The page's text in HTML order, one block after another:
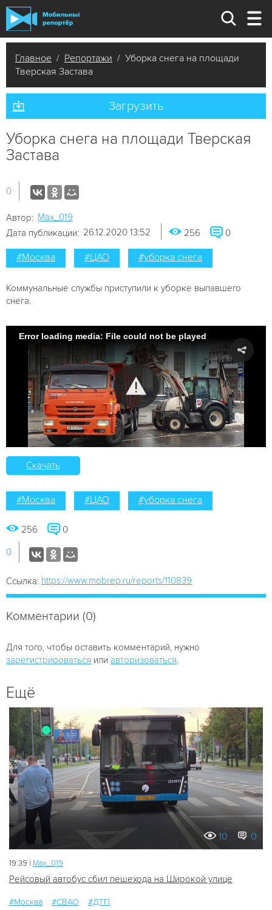
Главное / Репортажи / Уборка снега на площади
Тверская Застава
Загрузить
Уборка снега на площади Тверская
Застава
0
Автор: Мах_019
Дата публикации: 26.12.2020 13:52 256 0
#Москва #ЦАО #уборка снега
Коммунальные службы приступили к уборке выпавшего
снега.
Error loading media: File could not be played
Скачать
#Москва #ЦАО #уборка снега
256 0
0
Ссылка: https://www.mobrep.ru/reports/110839
Комментарии (0)
Для того, чтобы оставить комментарий, нужно
зарегистрироваться или авторизоваться
Ещё
10 0
19:39 | Мах_019
Рейсовый автобус сбил пешехода на Широкой улице
#Москва #СВАО #ДТП